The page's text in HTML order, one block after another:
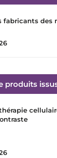
fabricants des
produits
thérapie